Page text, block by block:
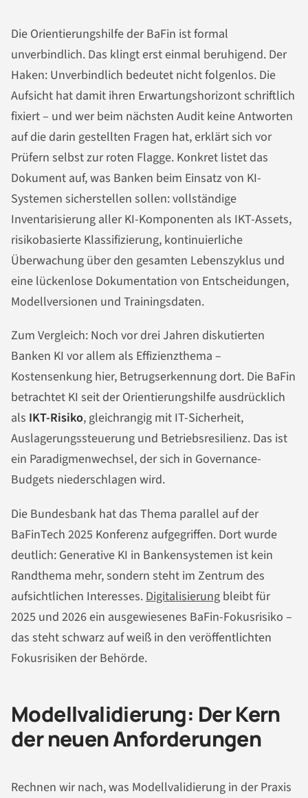
Die Orientierungshilfe der BaFin ist formal
unverbindlich. Das klingt erst einmal beruhigend. Der
Haken: Unverbindlich bedeutet nicht folgenlos. Die
Aufsicht hat damit ihren Erwartungshorizont schriftlich
fixiert – und wer beim nächsten Audit keine Antworten
auf die darin gestellten Fragen hat, erklärt sich vor
Prüfern selbst zur roten Flagge. Konkret listet das
Dokument auf, was Banken beim Einsatz von KI-
Systemen sicherstellen sollen: vollständige
Inventarisierung aller KI-Komponenten als IKT-Assets,
risikobasierte Klassifizierung, kontinuierliche
Überwachung über den gesamten Lebenszyklus und
eine lückenlose Dokumentation von Entscheidungen,
Modellversionen und Trainingsdaten.
Zum Vergleich: Noch vor drei Jahren diskutierten
Banken KI vor allem als Effizienzthema –
Kostensenkung hier, Betrugserkennung dort. Die BaFin
betrachtet KI seit der Orientierungshilfe ausdrücklich
als IKT-Risiko, gleichrangig mit IT-Sicherheit,
Auslagerungssteuerung und Betriebsresilienz. Das ist
ein Paradigmenwechsel, der sich in Governance-
Budgets niederschlagen wird.
Die Bundesbank hat das Thema parallel auf der
BaFinTech 2025 Konferenz aufgegriffen. Dort wurde
deutlich: Generative KI in Bankensystemen ist kein
Randthema mehr, sondern steht im Zentrum des
aufsichtlichen Interesses.Digitalisierung bleibt für
2025 und 2026 ein ausgewiesenes BaFin-Fokusrisiko –
das steht schwarz auf weiß in den veröffentlichten
Fokusrisiken der Behörde.
Modellvalidierung: Der Kern
der neuen Anforderungen
Rechnen wir nach, was Modellvalidierung in der Praxis